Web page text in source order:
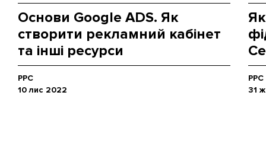
Основи Google ADS. Як
створити рекламний кабінет
та інші ресурси
PPC
10 лис 2022
PPC
31